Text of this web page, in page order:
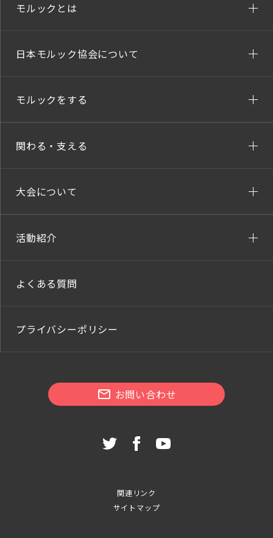
モルックとは
日本モルック協会について
モルックをする
関わる・支える
大会について
活動紹介
よくある質問
プライバシーポリシー
お問い合わせ
関連リンク
サイトマップ